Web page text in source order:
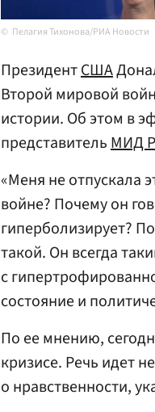
Пелагия Тихонова/РИА Новости
ПрезидентСША
Второй мировой
истории. Об этом в
представительМИД
«Меня не отпускала
войне? Почему он
гиперболизирует?
такой. Он всегда
с
состояние и
По ее мнению,
кризисе. Речь идет
о нравственности,